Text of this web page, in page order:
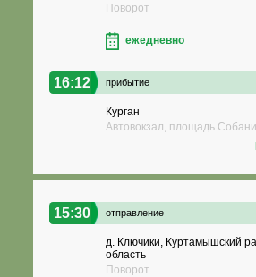
Поворот
ежедневно
16:12 прибытие
Курган
Автовокзал, площадь
15:30 отправление
д. Ключики, Куртамышский
область
Поворот